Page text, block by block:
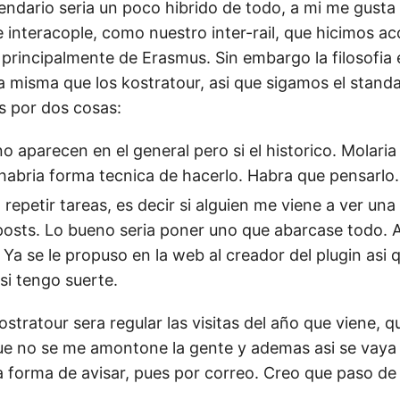
seria un poco hibrido de todo, a mi me gusta
interacople, como nuestro inter-rail, que hicimos
de Erasmus. Sin embargo la filosofia
misma que los kostratour, asi que sigamos el
por dos cosas:
aparecen en el general pero si el historico.
forma tecnica de hacerlo. Habra que pensarlo.
repetir tareas, es decir si alguien me viene a ver
Lo bueno seria poner uno que abarcase todo.
se le propuso en la web al creador del plugin asi
tengo suerte.
sera regular las visitas del año que viene,
no se me amontone la gente y ademas asi se
forma de avisar, pues por correo. Creo que paso